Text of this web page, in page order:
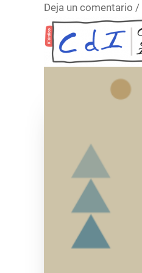
contenido
Deja un comentario /